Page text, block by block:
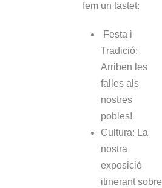
fem un tastet:
Festa i
Tradició:
Arriben les
falles als
nostres
pobles!
Cultura: La
nostra
exposició
itinerant sobre